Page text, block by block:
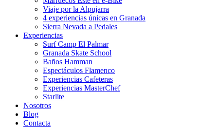
Viaje por la Alpujarra
4 experiencias únicas en Granada
Sierra Nevada a Pedales
Experiencias
Surf Camp El Palmar
Granada Skate School
Baños Hamman
Espectáculos Flamenco
Experiencias Cafeteras
Experiencias MasterChef
Starlite
Nosotros
Blog
Contacta